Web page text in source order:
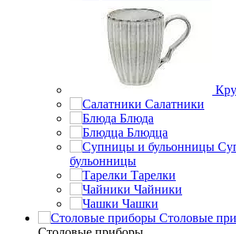
Салатники
Блюда
Блюдца
бульонницы
Тарелки
Чайники
Чашки
Cтоловые